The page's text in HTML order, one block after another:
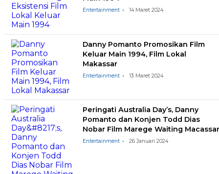
Entertainment 14 Maret 2024
Danny Pomanto Promosikan Film
Keluar Main 1994, Film Lokal
Makassar
Entertainment 13 Maret 2024
Peringati Australia Day’s, Danny
Pomanto dan Konjen Todd Dias
Nobar Film Marege Waiting
Entertainment 26 Januari 2024